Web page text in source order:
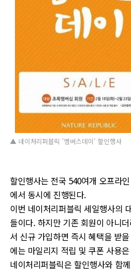
▲ 네이처리퍼블릭 '멤버스데이' 할인행사
할인행사는 전국 540여개 오프라
에서 동시에 진행된다.
이번 네이처리퍼블릭 세일행사의
들이다. 하지만 기존 회원이 아니
서 신규 가입하면 즉시 혜택을 받
에는 마일리지 적립 및 쿠폰 사용
네이처리퍼블릭은 할인행사와 함